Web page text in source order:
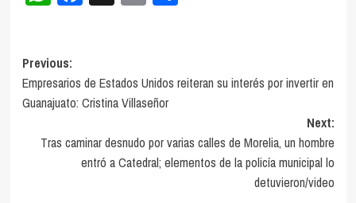
Post
navigation
Previous:
Empresarios de Estados Unidos reiteran su interés por invertir en
Guanajuato: Cristina Villaseñor
Next:
Tras caminar desnudo por varias calles de Morelia, un hombre
entró a Catedral; elementos de la policía municipal lo
detuvieron/video